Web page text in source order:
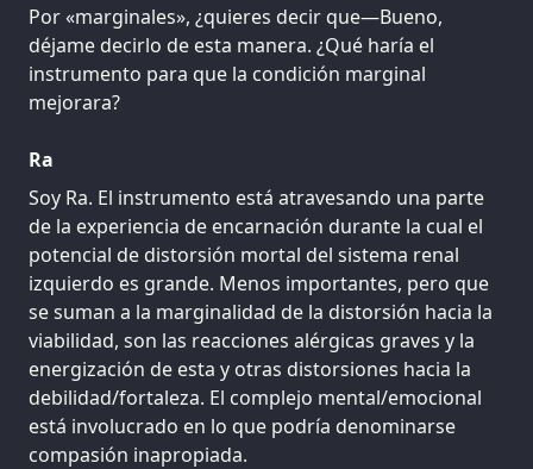
Por «marginales», ¿quieres decir que—Bueno,
déjame decirlo de esta manera. ¿Qué haría el
instrumento para que la condición marginal
mejorara?
Ra
Soy Ra. El instrumento está atravesando una parte
de la experiencia de encarnación durante la cual el
potencial de distorsión mortal del sistema renal
izquierdo es grande. Menos importantes, pero que
se suman a la marginalidad de la distorsión hacia la
viabilidad, son las reacciones alérgicas graves y la
energización de esta y otras distorsiones hacia la
debilidad/fortaleza. El complejo mental/emocional
está involucrado en lo que podría denominarse
compasión inapropiada.